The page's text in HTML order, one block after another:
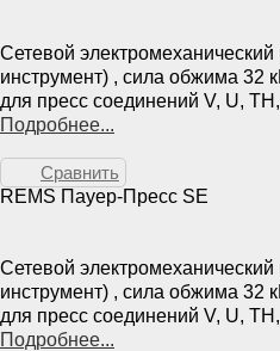
Сетевой электромеханический
инструмент) , сила обжима 32
для пресс соединений V, U,
Подробнее...
Сравнить
REMS Пауер-Пресс SE
Сетевой электромеханический
инструмент) , сила обжима 32
для пресс соединений V, U,
Подробнее...